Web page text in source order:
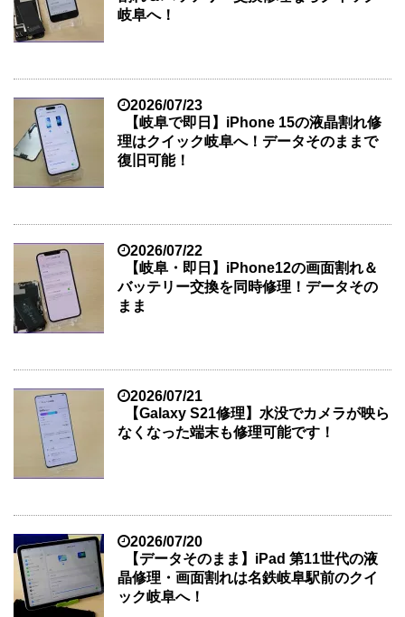
岐阜へ！
2026/07/23
【岐阜で即日】iPhone 15の液晶割れ修
理はクイック岐阜へ！データそのままで
復旧可能！
2026/07/22
【岐阜・即日】iPhone12の画面割れ＆
バッテリー交換を同時修理！データその
まま
2026/07/21
【Galaxy S21修理】水没でカメラが映ら
なくなった端末も修理可能です！
2026/07/20
【データそのまま】iPad 第11世代の液
晶修理・画面割れは名鉄岐阜駅前のクイ
ック岐阜へ！